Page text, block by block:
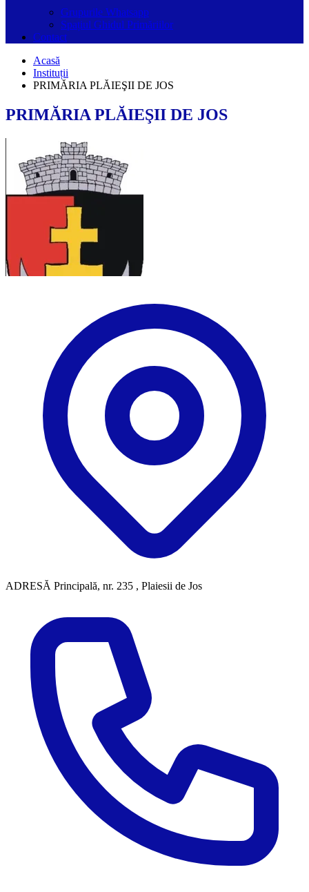
Grupurile Whatsapp
Spațiul Ghidul Primăriilor
Contact
Acasă
Instituții
PRIMĂRIA PLĂIEŞII DE JOS
PRIMĂRIA PLĂIEŞII DE JOS
ADRESĂ Principală, nr. 235 , Plaiesii de Jos